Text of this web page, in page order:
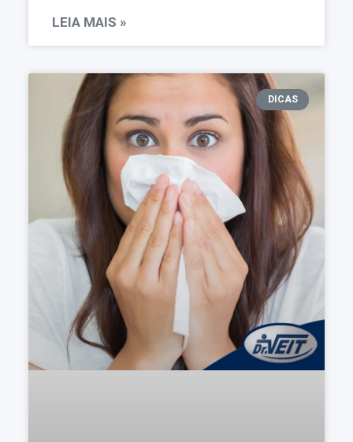
LEIA MAIS »
DICAS